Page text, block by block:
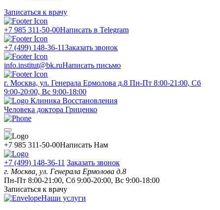
Записаться к врачу
+7 985 311-50-00Написать в Telegram
+7 (499) 148-36-11Заказать звонок
info.institut@bk.ruНаписать письмо
г. Москва, ул. Генерала Ермолова д.8 Пн-Пт 8:00-21:00, Сб
9:00-20:00, Вс 9:00-18:00
Клиника Восстановления
Человека доктора Гриценко
+7 985 311-50-00Написать Нам
+7 (499) 148-36-11 Заказать звонок
г. Москва, ул. Генерала Ермолова д.8
Пн-Пт 8:00-21:00, Сб 9:00-20:00, Вс 9:00-18:00
Записаться к врачу
Наши услуги